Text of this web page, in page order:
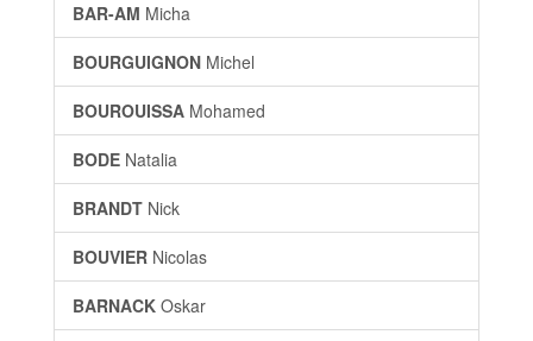
BAR-AM Micha
BOURGUIGNON Michel
BOUROUISSA Mohamed
BODE Natalia
BRANDT Nick
BOUVIER Nicolas
BARNACK Oskar